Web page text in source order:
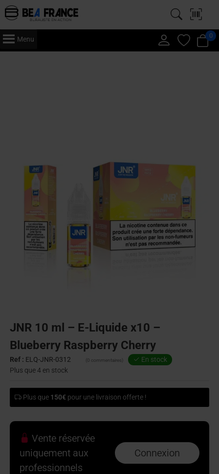
Menu 0
JNR 10 ml – E-Liquide x10 –
Blueberry Raspberry Cherry
Ref : ELQ-JNR-0312 (0 commentaires)
En stock
Plus que 4 en stock
Plus que 150€ pour une livraison offerte !
Vente réservée
uniquement aux
professionnels
Connexion